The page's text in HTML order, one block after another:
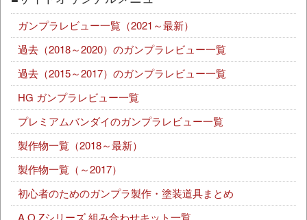
ガンプラレビュー一覧（2021～最新）
過去（2018～2020）のガンプラレビュー一覧
過去（2015～2017）のガンプラレビュー一覧
HG ガンプラレビュー一覧
プレミアムバンダイのガンプラレビュー一覧
製作物一覧（2018～最新）
製作物一覧（～2017）
初心者のためのガンプラ製作・塗装道具まとめ
A.O.Zシリーズ 組み合わせキット一覧